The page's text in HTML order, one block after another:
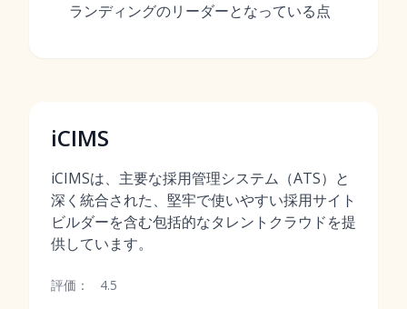
ランディングのリーダーとなっている点
iCIMS
iCIMSは、主要な採用管理システム（ATS）と
深く統合された、堅牢で使いやすい採用サイト
ビルダーを含む包括的なタレントクラウドを提
供しています。
評価： 4.5